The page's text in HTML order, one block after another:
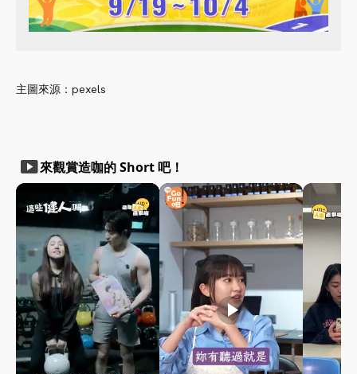
主圖來源：pexels
smart_display來觀賞造咖的 Short 吧！
play_arrow play_arrow